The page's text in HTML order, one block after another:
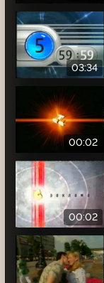
03:34
00:02
00:02